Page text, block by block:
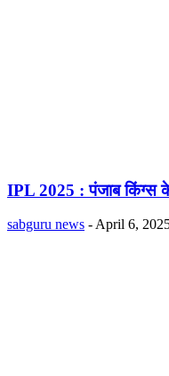
IPL 2025 : पंजाब किंग्स
sabguru news - April 6,